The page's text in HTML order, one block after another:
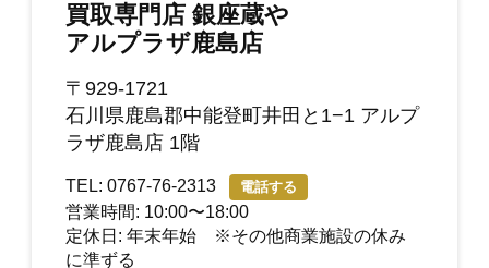
買取専門店 銀座蔵や
アルプラザ鹿島店
〒929-1721
石川県鹿島郡中能登町井田と1−1 アルプ
ラザ鹿島店 1階
TEL: 0767-76-2313 電話する
営業時間: 10:00〜18:00
定休日: 年末年始 ※その他商業施設の休み
に準ずる